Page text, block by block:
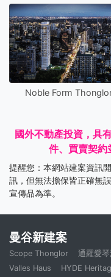
Noble Form
國外不動產投資，具
件、買賣契約
提醒您：本網站建案資訊
訊，但無法擔保皆正確無
宣傳品為準。
曼谷新建案
Scope Thonglor 通羅愛琴
Valles Haus
HYDE